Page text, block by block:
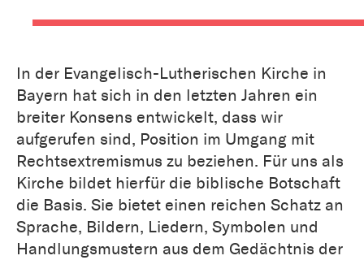
In der Evangelisch-Lutherischen Kirche in
Bayern hat sich in den letzten Jahren ein
breiter Konsens entwickelt, dass wir
aufgerufen sind, Position im Umgang mit
Rechtsextremismus zu beziehen. Für uns als
Kirche bildet hierfür die biblische Botschaft
die Basis. Sie bietet einen reichen Schatz an
Sprache, Bildern, Liedern, Symbolen und
Handlungsmustern aus dem Gedächtnis der